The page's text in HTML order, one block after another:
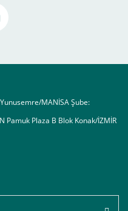
MANİSA Şube:
Pamuk Plaza B Blok Konak/İZMİR